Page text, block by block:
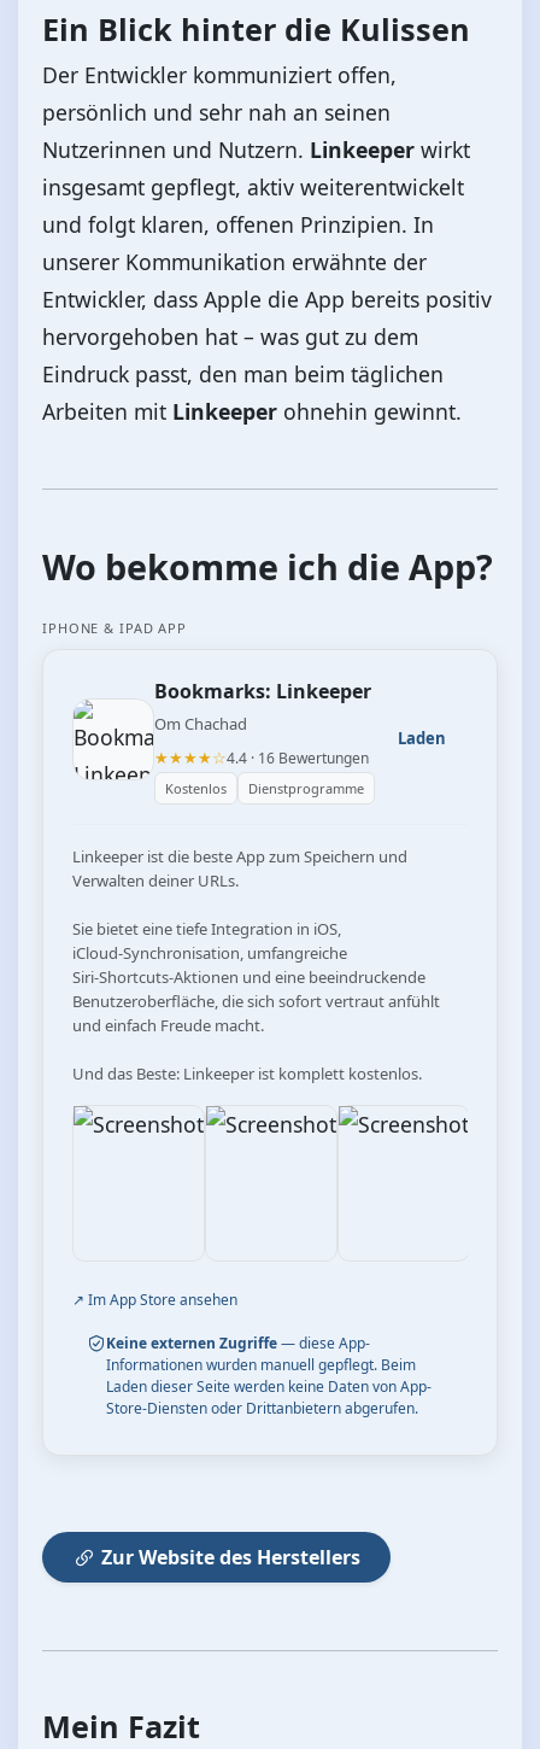
Ein Blick hinter die Kulissen
Der Entwickler kommuniziert offen,
persönlich und sehr nah an seinen
Nutzerinnen und Nutzern. Linkeeper wirkt
insgesamt gepflegt, aktiv weiterentwickelt
und folgt klaren, offenen Prinzipien. In
unserer Kommunikation erwähnte der
Entwickler, dass Apple die App bereits positiv
hervorgehoben hat – was gut zu dem
Eindruck passt, den man beim täglichen
Arbeiten mit Linkeeper ohnehin gewinnt.
Wo bekomme ich die App?
IPHONE & IPAD APP
Bookmarks: Linkeeper
Om Chachad
★★★★☆4.4 · 16 Bewertungen
Kostenlos Dienstprogramme
Laden
Linkeeper ist die beste App zum Speichern und
Verwalten deiner URLs.
Sie bietet eine tiefe Integration in iOS,
iCloud‑Synchronisation, umfangreiche
Siri‑Shortcuts‑Aktionen und eine beeindruckende
Benutzeroberfläche, die sich sofort vertraut anfühlt
und einfach Freude macht.
Und das Beste: Linkeeper ist komplett kostenlos.
↗ Im App Store ansehen
Keine externen Zugriffe— diese App-
Informationen wurden manuell gepflegt. Beim
Laden dieser Seite werden keine Daten von App-
Store-Diensten oder Drittanbietern abgerufen.
Zur Website des Herstellers
Mein Fazit